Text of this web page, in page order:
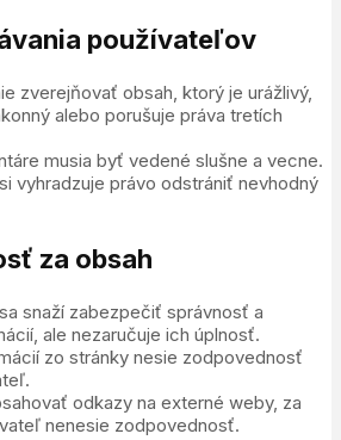
používateľov
zverejňovať obsah, ktorý je urážlivý,
alebo porušuje práva tretích
musia byť vedené slušne a vecne.
vyhradzuje právo odstrániť nevhodný
za obsah
snaží zabezpečiť správnosť a
ale nezaručuje ich úplnosť.
zo stránky nesie zodpovednosť
odkazy na externé weby, za
nenesie zodpovednosť.